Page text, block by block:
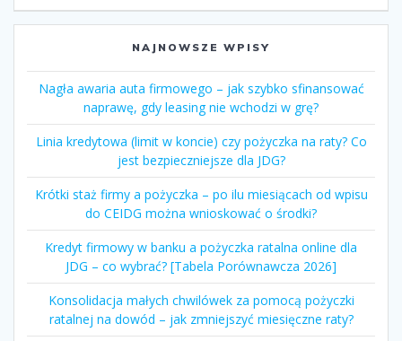
NAJNOWSZE WPISY
Nagła awaria auta firmowego – jak szybko sfinansować
naprawę, gdy leasing nie wchodzi w grę?
Linia kredytowa (limit w koncie) czy pożyczka na raty? Co
jest bezpieczniejsze dla JDG?
Krótki staż firmy a pożyczka – po ilu miesiącach od wpisu
do CEIDG można wnioskować o środki?
Kredyt firmowy w banku a pożyczka ratalna online dla
JDG – co wybrać? [Tabela Porównawcza 2026]
Konsolidacja małych chwilówek za pomocą pożyczki
ratalnej na dowód – jak zmniejszyć miesięczne raty?